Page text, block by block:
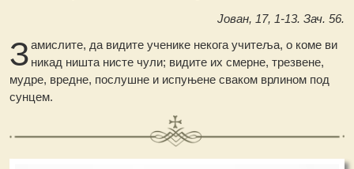
Јован, 17, 1-13. Зач. 56.
Замислите, да видите ученике некога учитеља, о коме ви
никад ништа нисте чули; видите их смерне, трезвене,
мудре, вредне, послушне и испуњене сваком врлином под
сунцем.